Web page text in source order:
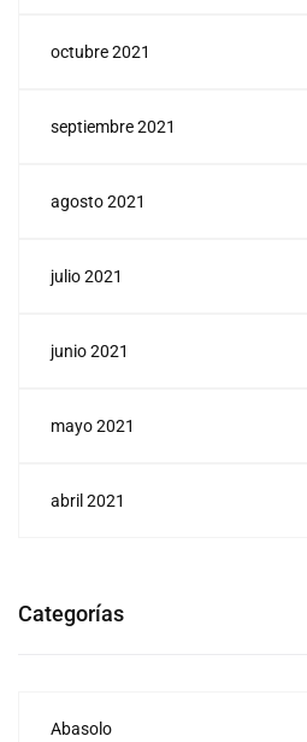
octubre 2021
septiembre 2021
agosto 2021
julio 2021
junio 2021
mayo 2021
abril 2021
Categorías
Abasolo